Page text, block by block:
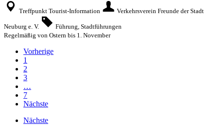
Treffpunkt Tourist-Information Verkehrsverein Freunde der Stadt
Neuburg e. V.
Führung, Stadtführungen
Regelmäßig von Ostern bis 1. November
Vorherige
1
2
3
…
7
Nächste
Nächste